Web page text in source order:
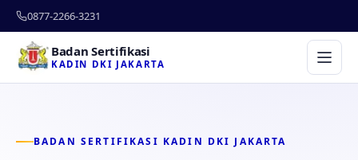
0877-2266-3231
Badan Sertifikasi
KADIN DKI JAKARTA
BADAN SERTIFIKASI KADIN DKI JAKARTA